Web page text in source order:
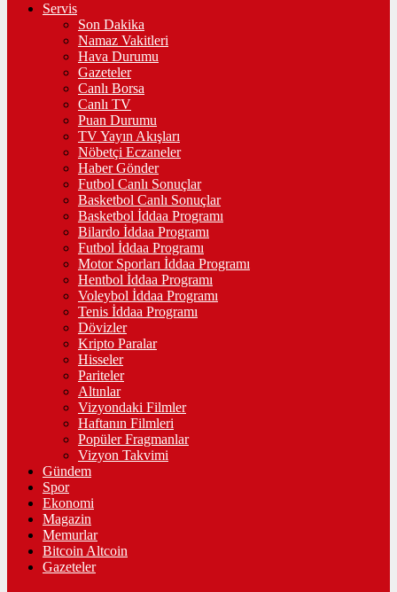
Servis
Son Dakika
Namaz Vakitleri
Hava Durumu
Gazeteler
Canlı Borsa
Canlı TV
Puan Durumu
TV Yayın Akışları
Nöbetçi Eczaneler
Haber Gönder
Futbol Canlı Sonuçlar
Basketbol Canlı Sonuçlar
Basketbol İddaa Programı
Bilardo İddaa Programı
Futbol İddaa Programı
Motor Sporları İddaa Programı
Hentbol İddaa Programı
Voleybol İddaa Programı
Tenis İddaa Programı
Dövizler
Kripto Paralar
Hisseler
Pariteler
Altınlar
Vizyondaki Filmler
Haftanın Filmleri
Popüler Fragmanlar
Vizyon Takvimi
Gündem
Spor
Ekonomi
Magazin
Memurlar
Bitcoin Altcoin
Gazeteler